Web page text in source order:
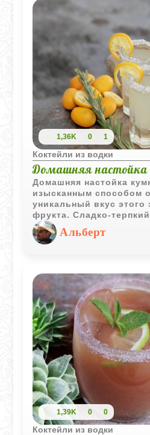
1,36K 0 1
Коктейли из водки
Домашняя
Домашняя настойка
изысканным способом
уникальный вкус этого
фрукта. Сладко-
цитрусовыми нотами
подходит для создания
напитка, который
Альберт
1,39K 0 0
Коктейли из водки